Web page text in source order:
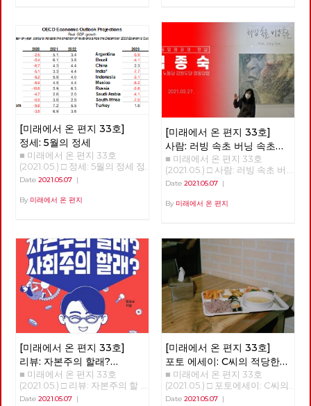
다. 당원과 당원 사이의 선, 지역
과 지역 사이의 선, 당 안과 밖 사
이의 선, 그리고 과거와 현재, 미
래와 현재 사이의 선들을 이어
활성화할 때, 노동당의 광장 또
한 다시 열리고 다시 확장해 갈
것입니다. 어려운 조건이지만,
김석정, 나도원, 안보영, 이용규,
적야, 현린 6인의 편집위원이 우
선 시작합니다. 이갑용, 임수태,
홍세화 고문과 김일규, 김종숙
동지를 비롯한 당원들이 함께 해
주셨습니다. 덕분에 [미래에서
온 편지] 복간호인 33호를 시작
할 수 있었습니다. 앞으로 더 많
리라 믿습니다. 고맙습니다. 현
상에 알리는 장으로, 또한 우리
함께 학습하고 토론하는 텃밭으
로 활용되기를 바랍니다. “조직
하라, 학습하라, 선전(홍보)하
라”는 세월의 흐름 속에서도 결
코 시들 수 없는 명제입니다. 어
려운 시절을 보내고 또 보냈습니
다. 시지프스가 바위를 다시 끌
마음가짐으로 <미래에서 온 편
지>와 함께 하기 바랍니다. 임수
태 고문 ‘미래에서 온 편지’가
복간된다니 기쁩니다. 기관지가
당원들의 마음을 이어주는 다리
가 되고 침체된 당의 분위기를
깨뜨리는 활력소가 되어주었으
는 불평등과 환경 파괴, 기후 위
기 등은 자본주의 체제가 더 이
상 지속 가능하지 않다는 경고입
니다. 하지만 대한민국에서 자본
주의를 극복하지 않으면 안 된다
는 입장을 분명히 밝히고 있는
공당은 우리 노동당 밖에 없습니
다. 이런 이유 하나만으로도 우
리 노동당의 존재 이유는 충분하
다고 생각합니다. 기관지가 우리
노동당의 존재 이유를 증명하는
데 큰 역할을 해 주기를 바랍니
다. 이갑용 고문 노동당 기관지
복간을 바라 보며, 당대표 시절
'미래에서 온 편지'를 폐간하면
개념에서 벗어나고, 인간과 인간
사이는 물론 인간과 자연 사이의
관계를 재구성해야 한다는 의미
이다. 한국 사회에서 우리의 모
든 목표는 성장이었다. 우리 의
식을 지배하는 '소유와 성장'을
넘어 '관계와 성숙'이라는 개념
으로 변혁해야 한다. 해방의 조
건은 관계의 성숙 한국 사회는
총체적 위기에 몰려 있다. 이 위
기는 임계점에 가까이 왔다. 두
가지 위기가 있다. 자연과 기후
의 생태적 위기, 그리고 기술 혁
명으로 인한 체제 자체의 위기
다. 곧 인간이 통제할 수 없는 세
상이 올 것이다. ‘좀비’와 같은 처
지로 인간이 전락할 지도 모른
다. 통제할 수 없는 세상에서 인
것이다. <1984>와 <멋진 신세계
>의 제조되는 인간상, 그 세상이
얼마 남지 않았다. 학자들은 거
기까지 10~20년을 말한다. ‘정
권이 아니라 체제를 바꿔야 한
다’는 우리 당의 모토는 그래서
의미가 있다. 그런데도 우리는
아직 자본주의 체제가 강요한 소
유의 문제에서 전혀 벗어나지 못
한 현실에 있다. 노예의 반란이
성공해도 주인만 바뀔 뿐이지 노
예는 노예로 남는다. 지난날 촛
불 혁명에 이은 오늘 정치 현실
을 보라. 이런 현실을 기대한 것
인가. ‘노예’를 ‘인민’으로 바꾸어
[미래에서 온 편지 33호]
정세: 5월의 정세
■ 미래에서 온 편지 33호
(2021.05.) □ 정세: 5월의 정세 정
세 (1) - '경제회복'의 뒤에 가려진
께 번지기 시작한 코로나19 바이
던 것들을 보이도록 만들기도 했
다. 또한, 리오데자네이로에서의
나비의 날갯짓이 만든 미국의 허
리케인과도 같은 의외의 변화를
일으키기도 했다. 아직도 미래에
대한 불확실성이 사라졌다고 할
수는 없지만, 분명 지난 일년 반
정도의 시간 동안 바이러스 자체
에 대한 지식은 늘어났으며, 완
전하다고 할 수는 없지만 예방백
신과 치료제들이 만들어졌다. 또
한, 어떤 방역체계가 잘 작동하
는지 아닌지를 판별할 수 있는
경험들도 쌓이기 시작했다. 그와
함께, 이 바이러스의 창궐이 우
Date 2021.05.07 |
By 미래에서 온 편지
[미래에서 온 편지 33호]
사람: 러빙 속초 버닝 속초
‘김종숙’
■ 미래에서 온 편지 33호
(2021.05.) □ 사람: 러빙 속초 버
닝 속초 ‘김종숙’ 지난 3월, 서
서 화가이자 노동당 당원이신 김
시회를 찾아, 김종숙 동지와 속
깊은 인터뷰를 진행했습니다.
Date 2021.05.07|
By 미래에서 온 편지
[미래에서 온 편지 33호]
리뷰: 자본주의 할래?
사회주의 할래?
■ 미래에서 온 편지 33호
(2021.05.) □ 리뷰: 자본주의 할
래? 사회주의 할래? 자본주의와
Date 2021.05.07 |
[미래에서 온 편지 33호]
포토 에세이: C씨의 적당한
식단
■ 미래에서 온 편지 33호
(2021.05.) □ 포토에세이: C씨의
적당한 식단 그는 한 동안 구로
Date 2021.05.07|